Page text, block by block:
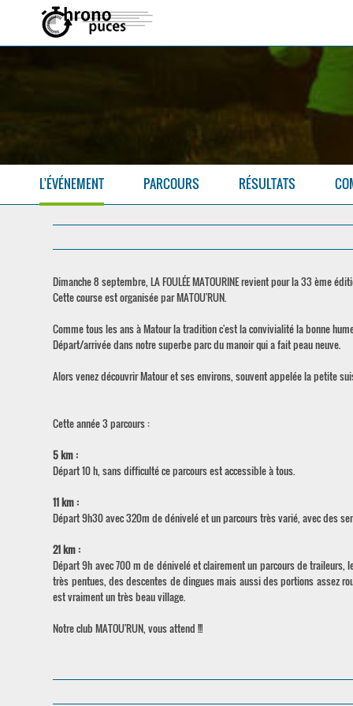
L'ÉVÉNEMENT PARCOURS RÉSULTATS
Dimanche 8 septembre, LA FOULÉE MATOURINE revient pour la 33 ème
Cette course est organisée par MATOU'RUN.
Comme tous les ans à Matour la tradition c'est la convivialité la bonne
Départ/arrivée dans notre superbe parc du manoir qui a fait peau neuve.
Alors venez découvrir Matour et ses environs, souvent appelée la petite
Cette année 3 parcours :
5 km :
Départ 10 h, sans difficulté ce parcours est accessible à tous.
11 km :
Départ 9h30 avec 320m de dénivelé et un parcours très varié, avec des
21 km :
Départ 9h avec 700 m de dénivelé et clairement un parcours de
très pentues, des descentes de dingues mais aussi des portions assez
est vraiment un très beau village.
Notre club MATOU'RUN, vous attend !!!